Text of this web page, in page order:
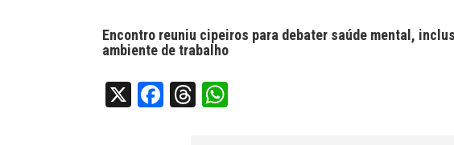
Encontro reuniu cipeiros para debater saúde mental,
ambiente de trabalho
X Facebook
Threads